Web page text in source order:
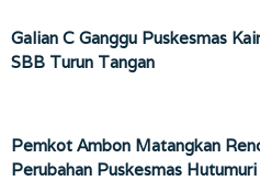
Galian C Ganggu Puskesmas
SBB Turun Tangan
Pemkot Ambon Matangkan
Perubahan Puskesmas